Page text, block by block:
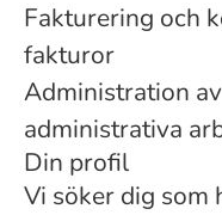
Fakturering och
fakturor
Administration
administrativa
Din profil
Vi söker dig som